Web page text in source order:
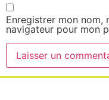
Enregistrer mon nom,
navigateur pour mon